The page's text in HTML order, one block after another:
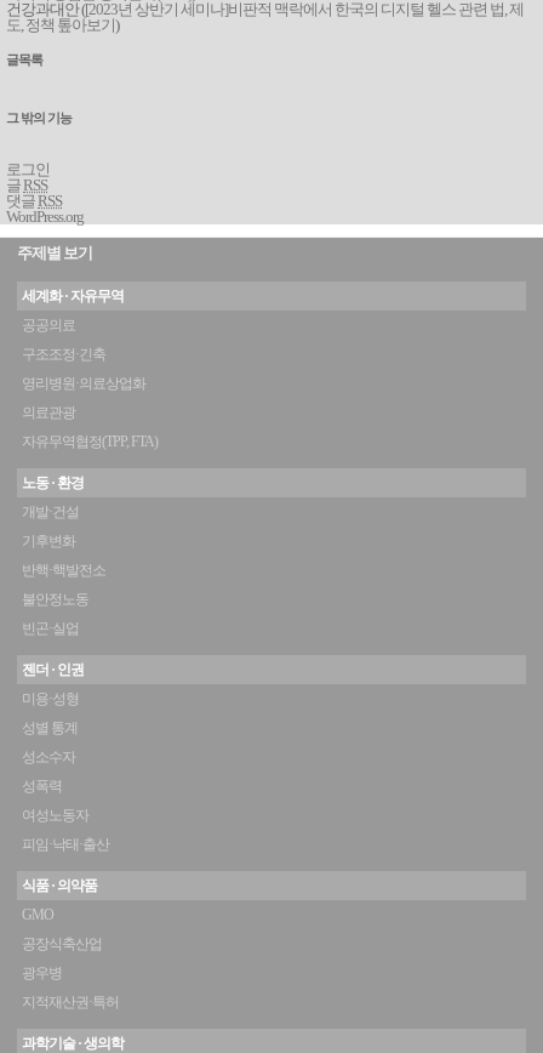
건강과대안 ([2023년 상반기 세미나]비판적 맥락에서 한국의 디지털 헬스 관련 법, 제
도, 정책 톺아보기 )
글목록
그 밖의 기능
로그인
글RSS
댓글RSS
WordPress.org
주제별 보기
세계화 · 자유무역
공공의료
구조조정·긴축
영리병원·의료상업화
의료관광
자유무역협정(TPP, FTA)
노동 · 환경
개발·건설
기후변화
반핵·핵발전소
불안정노동
빈곤·실업
젠더 · 인권
미용·성형
성별 통계
성소수자
성폭력
여성노동자
피임·낙태·출산
식품 · 의약품
GMO
공장식축산업
광우병
지적재산권·특허
과학기술 · 생의학